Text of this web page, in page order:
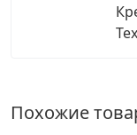
Похожие